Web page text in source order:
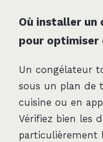
Où installer un
pour optimiser
Un congélateur
sous un plan de
cuisine ou en
Vérifiez bien les
particulièrement